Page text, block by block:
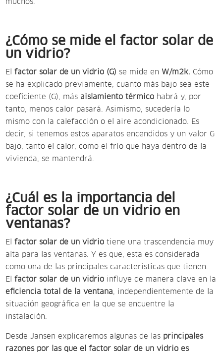
muchos.
¿Cómo se mide el factor solar de
un vidrio?
Elfactor solar de un vidrio (G) se mide en W/m2k. Cómo
se ha explicado previamente, cuanto más bajo sea este
coeficiente (G), más aislamiento térmico habrá y, por
tanto, menos calor pasará. Asimismo, sucedería lo
mismo con la calefacción o el aire acondicionado. Es
decir, si tenemos estos aparatos encendidos y un valor G
bajo, tanto el calor, como el frío que haya dentro de la
vivienda, se mantendrá.
¿Cuál es la importancia del
factor solar de un vidrio en
ventanas?
Elfactor solar de un vidrio tiene una trascendencia muy
alta para las ventanas. Y es que, esta es considerada
como una de las principales características que tienen.
Elfactor solar de un vidrio influye de manera clave en la
eficiencia total de la ventana, independientemente de la
situación geográfica en la que se encuentre la
instalación.
Desde Jansen explicaremos algunas de las principales
razones por las que el factor solar de un vidrio es